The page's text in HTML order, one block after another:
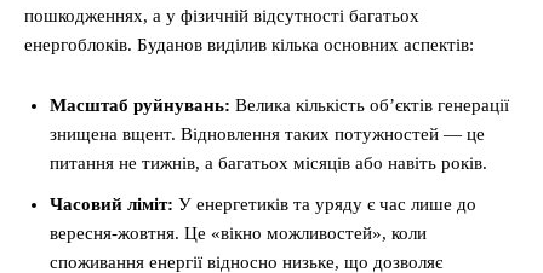
пошкодженнях, а у фізичній відсутності багатьох
енергоблоків. Буданов виділив кілька основних аспектів:
Масштаб руйнувань: Велика кількість об’єктів генерації
знищена вщент. Відновлення таких потужностей — це
питання не тижнів, а багатьох місяців або навіть років.
Часовий ліміт: У енергетиків та уряду є час лише до
вересня-жовтня. Це «вікно можливостей», коли
споживання енергії відносно низьке, що дозволяє